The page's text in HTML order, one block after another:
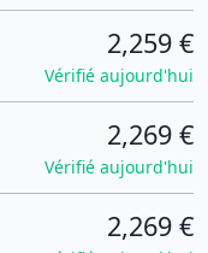
2,259 €
Vérifié aujourd'hui
2,269 €
Vérifié aujourd'hui
2,269 €